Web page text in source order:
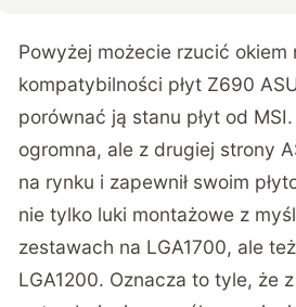
Powyżej możecie rzucić okiem
kompatybilności płyt Z690
porównać ją stanu płyt od
ogromna, ale z drugiej strony
na rynku i zapewnił swoim
nie tylko luki montażowe z
zestawach na LGA1700, ale
LGA1200. Oznacza to tyle, że